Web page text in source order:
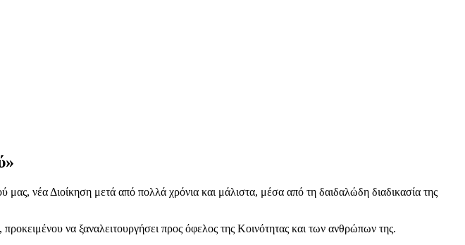
νέα Διοίκηση μετά από πολλά χρόνια και μάλιστα, μέσα από τη δαιδαλώδη διαδικασία της
να ξαναλειτουργήσει προς όφελος της Κοινότητας και των ανθρώπων της.